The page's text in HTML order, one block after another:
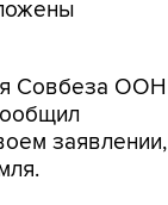
Совбеза ООН
заявлении,